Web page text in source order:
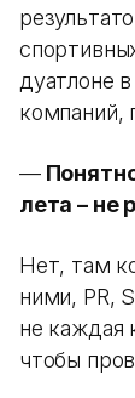
дуатлоне
компаний,
—
лета – не
Нет, там
ними, PR,
не каждая
чтобы